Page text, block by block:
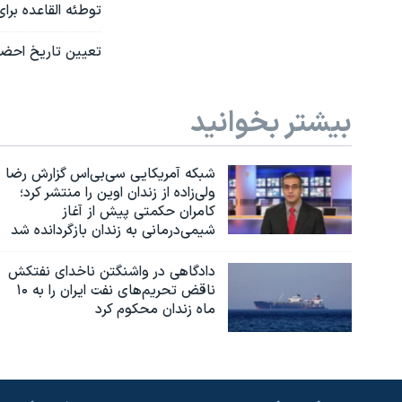
توطئه القاعده
تعیین تاریخ احضار
بیشتر بخوانید
شبکه آمریکایی سی‌بی‌‌اس گزارش رضا
ولی‌زاده از زندان اوین را منتشر کرد؛
کامران حکمتی پیش از آغاز
شیمی‌درمانی به زندان بازگردانده شد
دادگاهی در واشنگتن ناخدای نفتکش
ناقض تحریم‌های نفت ایران را به ۱۰
ماه زندان محکوم کرد